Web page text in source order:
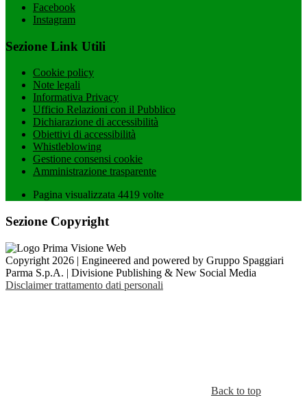
Facebook
Instagram
Sezione Link Utili
Cookie policy
Note legali
Informativa Privacy
Ufficio Relazioni con il Pubblico
Dichiarazione di accessibilità
Obiettivi di accessibilità
Whistleblowing
Gestione consensi cookie
Amministrazione trasparente
Pagina visualizzata 4419 volte
Sezione Copyright
Copyright 2026 | Engineered and powered by Gruppo Spaggiari
Parma S.p.A. | Divisione Publishing & New Social Media
Disclaimer trattamento dati personali
Back to top